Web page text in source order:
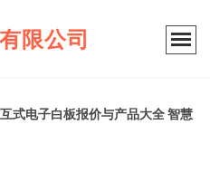
限公司
式电子白板报价与产品大全 智慧